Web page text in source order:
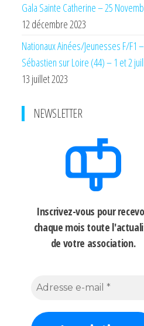
Gala Sainte Catherine – 25
12 décembre 2023
Nationaux Ainées/Jeunesses F/F1
Sébastien sur Loire (44) – 1 et 2
13 juillet 2023
NEWSLETTER
Inscrivez-vous pour
chaque mois toute
de votre association.